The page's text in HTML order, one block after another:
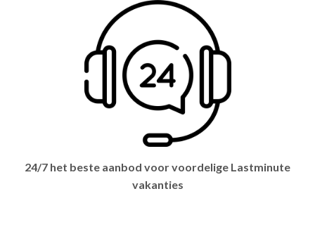
24/7 het beste aanbod voor voordelige Lastminute
vakanties